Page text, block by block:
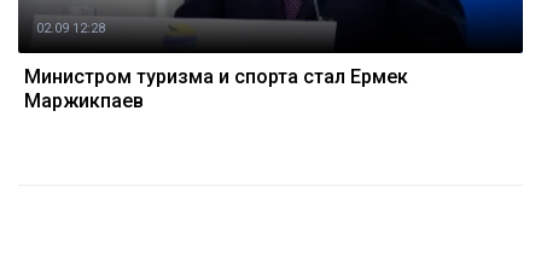
02.09 12:28
Министром туризма и спорта стал Ермек
Маржикпаев